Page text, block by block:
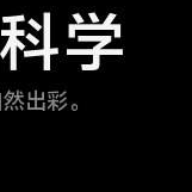
学
出彩。